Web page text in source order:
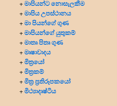
+මාපියන්ට නොසැලකීම
+මාපිය උපස්ථානය
+මා පියන්ගේ ගුණ
+මාපියන්ගේ යුතුකම්
+මාතෘ පිතෘ ගුණ
+මෘෂාවාදය
+මිත්‍රයෝ
+මිත්‍ර‍කම්
+මිත්‍ර‍ ප්‍ර‍තිරූපකයෝ
+මිථ්‍යාදෘෂ්ටිය